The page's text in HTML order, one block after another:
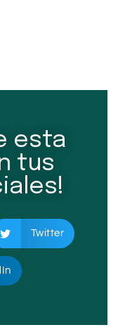
esta
tus
Twitter